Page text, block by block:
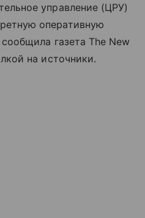
управление (ЦРУ)
оперативную
газета The New
на источники.